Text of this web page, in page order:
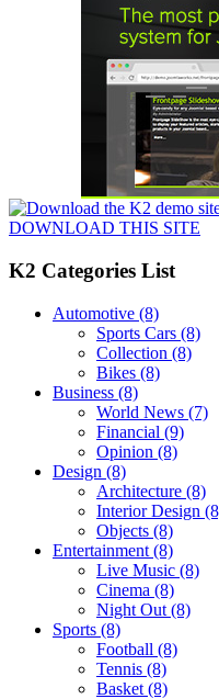
DOWNLOAD THIS SITE
K2 Categories List
Automotive (8)
Sports Cars (8)
Collection (8)
Bikes (8)
Business (8)
World News (7)
Financial (9)
Opinion (8)
Design (8)
Architecture (8)
Interior Design
Objects (8)
Entertainment (8)
Live Music (8)
Cinema (8)
Night Out (8)
Sports (8)
Football (8)
Tennis (8)
Basket (8)